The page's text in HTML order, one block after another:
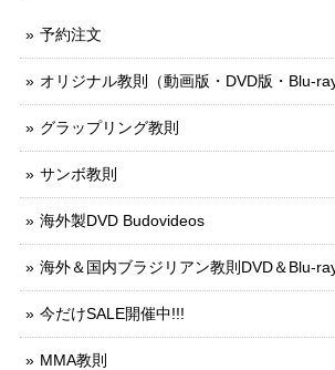
予約注文
オリジナル教則（動画版・DVD版・Blu-ray
グラップリング教則
サンボ教則
海外製DVD Budovideos
海外＆国内ブラジリアン教則DVD＆Blu-
今だけSALE開催中!!!
MMA教則